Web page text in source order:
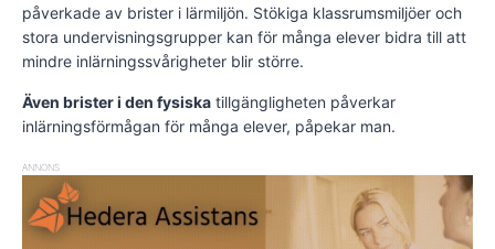
påverkade av brister i lärmiljön. Stökiga klassrumsmiljöer och
stora undervisningsgrupper kan för många elever bidra till att
mindre inlärningssvårigheter blir större.
Även brister i den fysiska tillgängligheten påverkar
inlärningsförmågan för många elever, påpekar man.
ANNONS